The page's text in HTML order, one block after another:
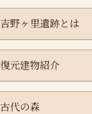
吉野ヶ里遺跡とは
復元建物紹介
古代の森